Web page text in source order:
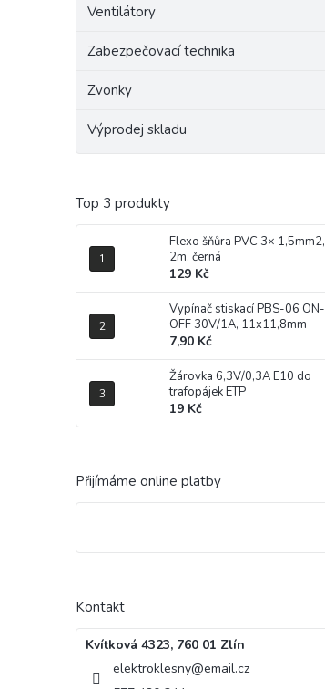
Ventilátory
Zabezpečovací technika
Zvonky
Výprodej skladu
Top 3 produkty
Flexo šňůra PVC 3× 1,5mm2,
2m, černá
129 Kč
Vypínač stiskací PBS-06 ON-
OFF 30V/1A, 11x11,8mm
7,90 Kč
Žárovka 6,3V/0,3A E10 do
trafopájek ETP
19 Kč
Přijímáme online platby
Kontakt
Kvítková 4323, 760 01 Zlín
elektroklesny@email.cz